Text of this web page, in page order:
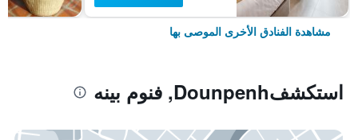
مشاهدة الفنادق الأخرى الموصى بها
استكشفDounpenh, فنوم بينه